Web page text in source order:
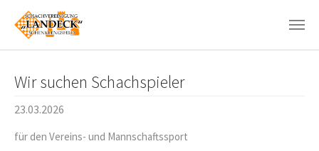
Zum Hauptinhalt springen
Wir suchen Schachspieler
23.03.2026
für den Vereins- und Mannschaftssport